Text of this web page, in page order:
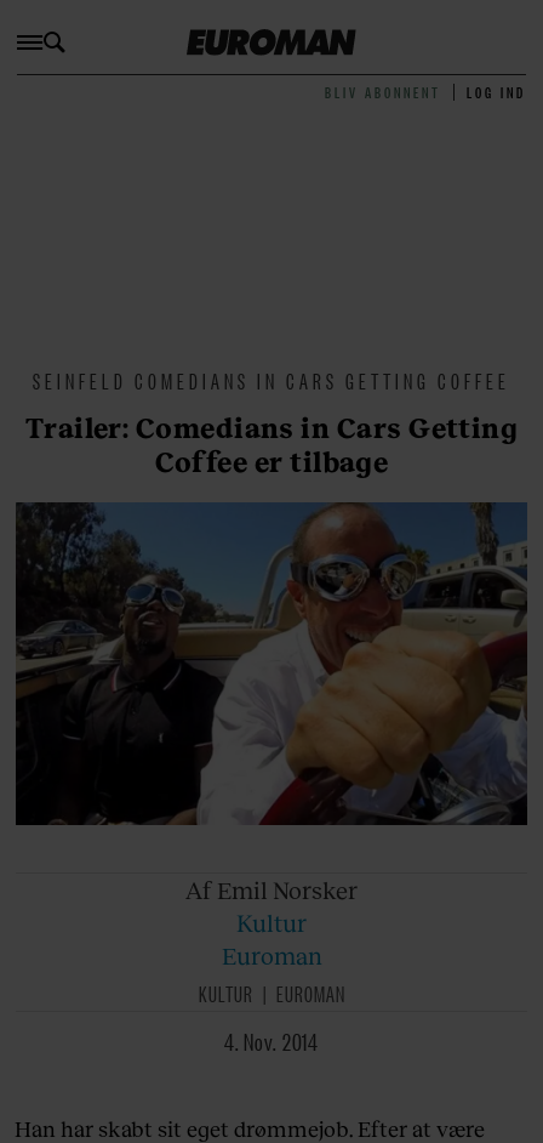
BLIV ABONNENT LOG IND
SEINFELD COMEDIANS IN CARS GETTING COFFEE
Trailer: Comedians in Cars Getting
Coffee er tilbage
Af Emil Norsker
Kultur
Euroman
KULTUR
EUROMAN
4. Nov. 2014
Han har skabt sit eget drømmejob. Efter at være